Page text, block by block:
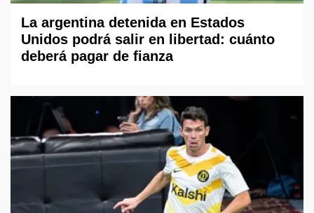
La argentina detenida en Estados
Unidos podrá salir en libertad: cuánto
deberá pagar de fianza